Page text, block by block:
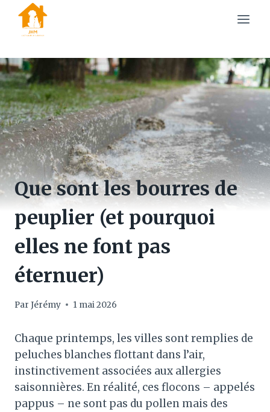
content
Que sont les bourres de
peuplier (et pourquoi
elles ne font pas
éternuer)
Par Jérémy 1 mai 2026
Chaque printemps, les villes sont remplies de
peluches blanches flottant dans l’air,
instinctivement associées aux allergies
saisonnières. En réalité, ces flocons – appelés
pappus – ne sont pas du pollen mais des